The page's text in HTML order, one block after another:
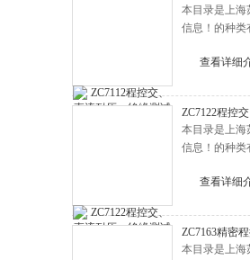
本目录是上海
信息！的种类
查看详细
ZC7122程控
本目录是上海
信息！的种类
查看详细
ZC7163精密
本目录是上海